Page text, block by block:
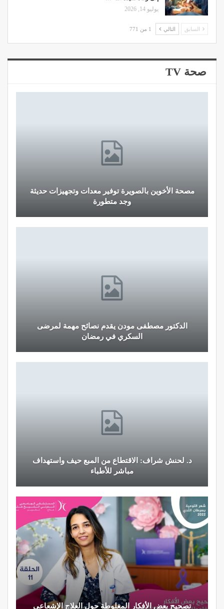
يوليو 14, 2026
السابق التالي 1 من 771
صحة TV
مصحة الأخوين بالصويرة توفير معدات وتجهيزات حديثة
وجد متطورة
الدكتور مصطفى مودن يقدم نصائح مهمة لمرضى
السكري في رمضان
د. لحنش شراف: الاقتطاع من المبع حيف واستهداف
مباشر للأطباء
تصحيح بعض الأفكار المغلوطة حول العلاج الإشعاعي